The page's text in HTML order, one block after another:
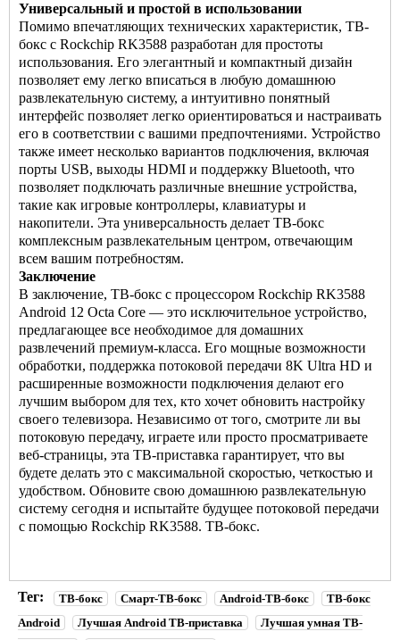
Универсальный и простой в использовании
Помимо впечатляющих технических характеристик, ТВ-
бокс с Rockchip RK3588 разработан для простоты
использования. Его элегантный и компактный дизайн
позволяет ему легко вписаться в любую домашнюю
развлекательную систему, а интуитивно понятный
интерфейс позволяет легко ориентироваться и настраивать
его в соответствии с вашими предпочтениями. Устройство
также имеет несколько вариантов подключения, включая
порты USB, выходы HDMI и поддержку Bluetooth, что
позволяет подключать различные внешние устройства,
такие как игровые контроллеры, клавиатуры и
накопители. Эта универсальность делает ТВ-бокс
комплексным развлекательным центром, отвечающим
всем вашим потребностям.
Заключение
В заключение, ТВ-бокс с процессором Rockchip RK3588
Android 12 Octa Core — это исключительное устройство,
предлагающее все необходимое для домашних
развлечений премиум-класса. Его мощные возможности
обработки, поддержка потоковой передачи 8K Ultra HD и
расширенные возможности подключения делают его
лучшим выбором для тех, кто хочет обновить настройку
своего телевизора. Независимо от того, смотрите ли вы
потоковую передачу, играете или просто просматриваете
веб-страницы, эта ТВ-приставка гарантирует, что вы
будете делать это с максимальной скоростью, четкостью и
удобством. Обновите свою домашнюю развлекательную
систему сегодня и испытайте будущее потоковой передачи
с помощью Rockchip RK3588. ТВ-бокс.
Тег: ТВ-бокс Смарт-ТВ-бокс Android-ТВ-бокс
ТВ-бокс
Android
Лучшая Android ТВ-приставка
Лучшая умная ТВ-